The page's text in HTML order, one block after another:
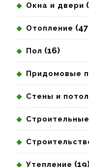
Окна и двери
Отопление
Пол (16)
Придомовые
Стены и
Утепление